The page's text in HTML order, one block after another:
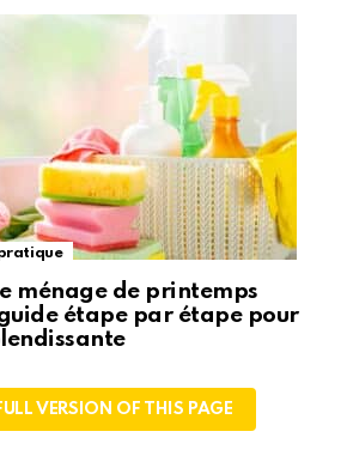
ménage de printemps
étape par étape pour
VERSION OF THIS PAGE